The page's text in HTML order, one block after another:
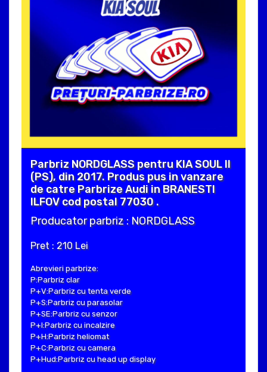
Parbriz NORDGLASS pentru KIA SOUL II
(PS), din 2017. Produs pus in vanzare
de catre Parbrize Audi in BRANESTI
ILFOV cod postal 77030 .
Producator parbriz : NORDGLASS
Pret : 210 Lei
Abrevieri parbrize:
P:Parbriz clar
P+V:Parbriz cu tenta verde
P+S:Parbriz cu parasolar
P+SE:Parbriz cu senzor
P+I:Parbriz cu incalzire
P+H:Parbriz heliomat
P+C:Parbriz cu camera
P+Hud:Parbriz cu head up display